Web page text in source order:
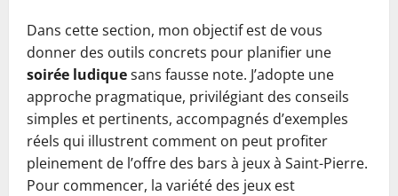
Dans cette section, mon objectif est de vous
donner des outils concrets pour planifier une
soirée ludiquesans fausse note. J’adopte une
approche pragmatique, privilégiant des conseils
simples et pertinents, accompagnés d’exemples
réels qui illustrent comment on peut profiter
pleinement de l’offre des bars à jeux à Saint-Pierre.
Pour commencer, la variété des jeux est